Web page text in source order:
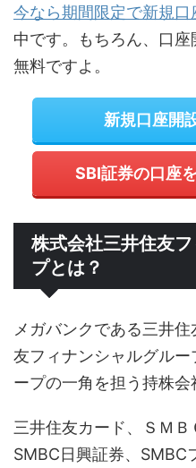
今なら期間限定で新規
中です。もちろん、口
無料ですよ。
新規口座開
SBI証券の口座
株式会社三井住友
プとは？
メガバンクである三井
友フィナンシャルグル
ープの一角を担う持株会
三井住友カード、ＳＭＢ
SMBC日興証券、SMBC